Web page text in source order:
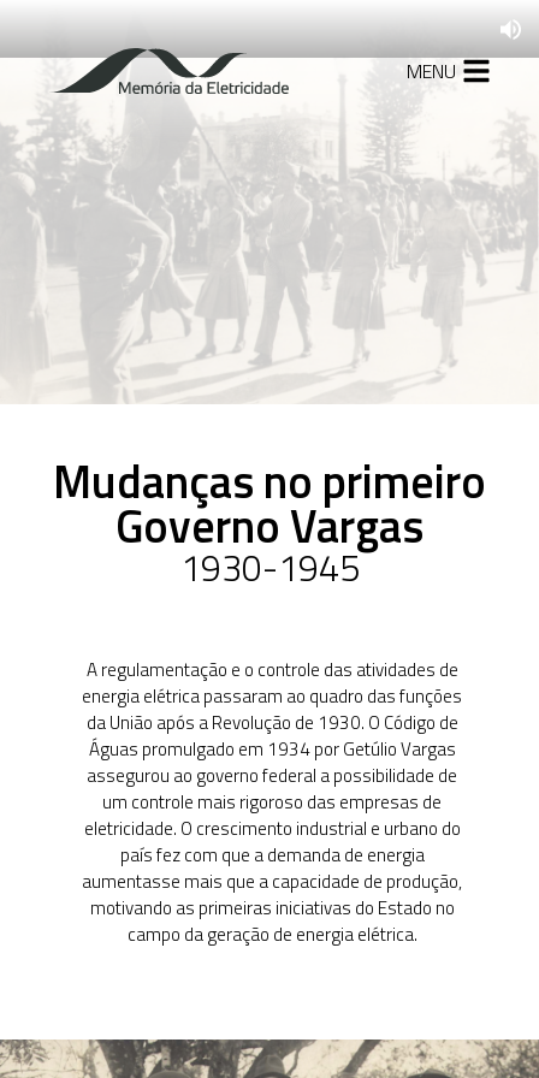
MENU
1879-1927
A formação da
indústria de energia
elétrica no Brasil
1930-1945
Mudanças no
primeiro Governo
1950-1962
A entrada em cena
das empresas
estatais e a criação
da Eletrobras